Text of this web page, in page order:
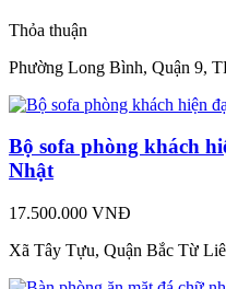
Thỏa thuận
Phường Long Bình, Quận 9,
Bộ sofa phòng khách
Nhật
17.500.000 VNĐ
Xã Tây Tựu, Quận Bắc Từ